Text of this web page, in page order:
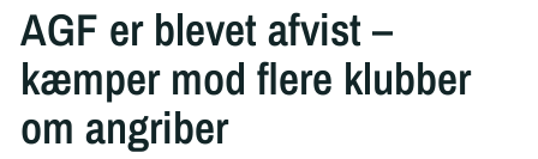
AGF er blevet afvist –
kæmper mod flere klubber
om angriber